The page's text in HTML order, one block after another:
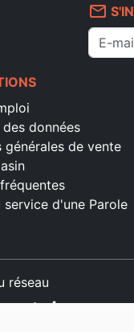
mail_outline
données
générales de vente
service d'une Parole
réseau